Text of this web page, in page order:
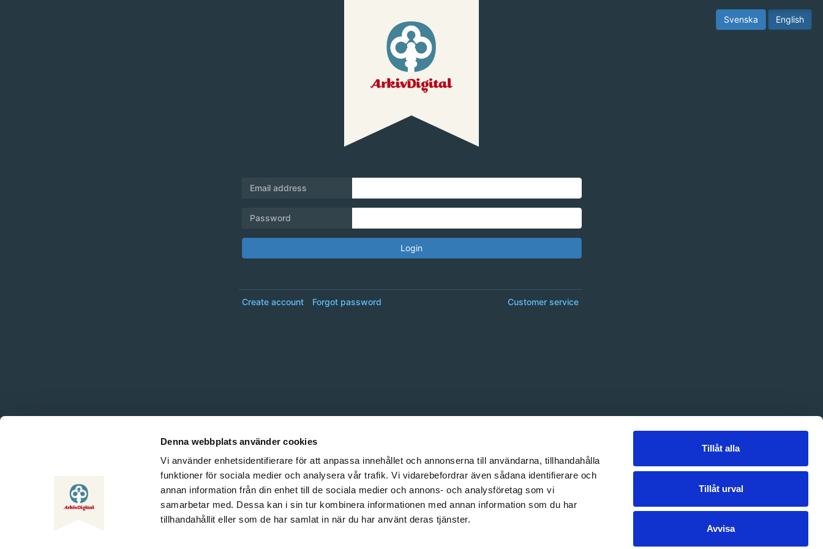
Denna webbplats använder cookies
Vi använder enhetsidentifierare för att anpassa innehållet och annonserna till användarna, tillhandahålla
funktioner för sociala medier och analysera vår trafik. Vi vidarebefordrar även sådana identifierare och
annan information från din enhet till de sociala medier och annons- och analysföretag som vi
samarbetar med. Dessa kan i sin tur kombinera informationen med annan information som du har
tillhandahållit eller som de har samlat in när du har använt deras tjänster.
Tillåt alla
Tillåt urval
Avvisa
English
Svenska
Email address
Password
Login
Customer service
Create account Forgot password